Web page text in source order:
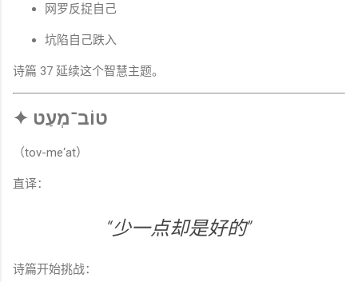
网罗反捉自己
坑陷自己跌入
诗篇 37 延续这个智慧主题。
✦ טוֹב־מְעַט
（tov-me‘at）
直译：
“少一点却是好的”
诗篇开始挑战：